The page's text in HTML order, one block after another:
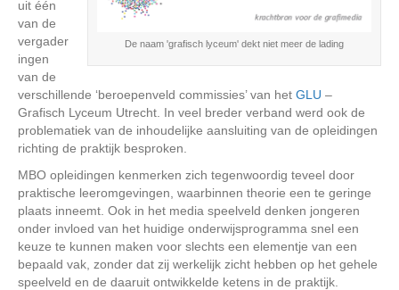
De naam 'grafisch lyceum' dekt niet meer de lading
uit één
van de
vergader
ingen
van de
verschillende ‘beroepenveld commissies’ van het GLU –
Grafisch Lyceum Utrecht. In veel breder verband werd ook de
problematiek van de inhoudelijke aansluiting van de opleidingen
richting de praktijk besproken.
MBO opleidingen kenmerken zich tegenwoordig teveel door
praktische leeromgevingen, waarbinnen theorie een te geringe
plaats inneemt. Ook in het media speelveld denken jongeren
onder invloed van het huidige onderwijsprogramma snel een
keuze te kunnen maken voor slechts een elementje van een
bepaald vak, zonder dat zij werkelijk zicht hebben op het gehele
speelveld en de daaruit ontwikkelde ketens in de praktijk.